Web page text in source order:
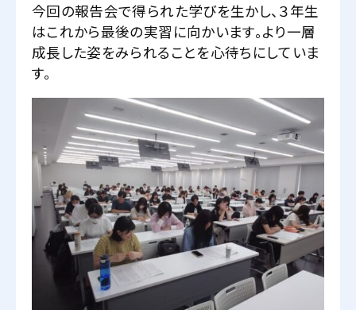
今回の報告会で得られた学びを生かし、３年生
はこれから最後の実習に向かいます。より一層
成長した姿をみられることを心待ちにしていま
す。